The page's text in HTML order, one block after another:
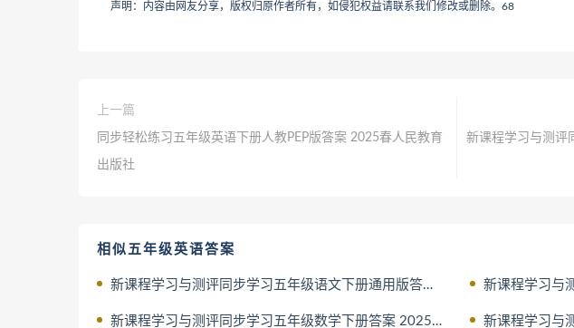
声明：内容由网友分享，版权归原作者所有，如侵犯权益请联系我们修改或删除。 68
上一篇
同步轻松练习五年级英语下册人教PEP版答案 2025春人民教育
出版社
新课程学习与测评
相似五年级英语答案
新课程学习与测评同步学习五年级语文下册通用版答案 2025春广西 新课程学习与测
新课程学习与测评同步学习五年级数学下册答案 2025春广西师范大 新课程学习与测